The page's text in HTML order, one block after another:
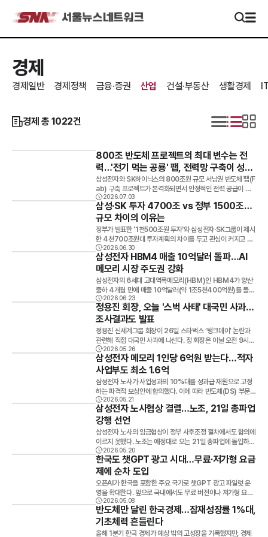
경제
경제일반 경제정책 금융·증권 산업 건설·부동산 생활경제
경제 총 1022건
800조 반도체 프로젝트의 최대 변수는 전
력…'전기 먹는 공룡' 팹, 전력망 구축이 성패
좌우
삼성전자와 SK하이닉스의 800조원 규모 서남권 반도체 팹(F
ab) 구축 프로젝트가 본격화되면서 안정적인 전력 공급이 사
업 성패를 좌우할 핵심 과제로 떠오르고 있다. 원전과 재생에너
지 발전량은 충분하다는 평가가 나오지만, 이를 적기에 공급할
송전망 구축과 재생에너지의 간헐성, 주민 수용성 확보 등이 해
결해야 할 과제로 꼽힌다. 팹 1기당 최대 1.5GW 소비3일 전남
광주통합특별시에 따르면 삼성전자와 SK하이닉스는 광주와
서남권에 총 800조원을 투자해 메모리 반도체 팹 4기를 구축
하는 계획을 추진하고 있다.반도체 팹은 클린룸과 초미세 공정
장비를 24시간 가동해야 하는 대표적인 전력 다소비 시설이
다.대형 팹 1기는 최대 1.5GW의 전력을 소비하며, 이는 인구
50만 명 규모 도시의 전력 사용량과 맞먹는다.팹 4기가 모두
가동될 경우 2034년까지 필요한 전력은 약 6.28GW에 달
할 것으로 전망된다. 전력은 충분하지만 '전력망'이 문제통합특
별시는 한빛원전과 신안 해상풍력 발전을 통해 필요한 전력을
공급할 수 있다는 입장이다.한빛원전 6기의 발전 규모는 5.9G
W, 신안 해상풍력은 3.2GW 수준이며 전남의 전력 자급률도
170%에 달한다.하지만 전문가들은 발전량보다 생산된 전기
를 안정적으로 공급할 송전망 구축이 더 중요한 과제라고 지적
한다.현재 건설 중인 신장성변전소는 내년 9월 완공될 예정이
며 신안 해상풍력 전력을 공급하는 핵심 거점 역할을 맡게 된다.
그러나 팹 4기에 안정적으로 전력을 공급하려면 추가로 345
kV 송전선로 43km와 변전소 2곳을 더 구축해야 한다. 주민
반발·재생에너지 간헐성도 과제전력 인프라 구축 과정에서 주
민 수용성 확보도 변수다.신장성변전소 인근 주민들은 소음과
경관 훼손 등을 이유로 변전소와 송전탑 건설에 반대하고 있으
며, 향후 추가 변전소 건설 과정에서도 갈등이 예상된다.재생에
너지의 간헐성 역시 해결해야 할 과제다.서남권 반도체 팹에 공
급되는 전력의 절반 이상이 풍력과 태양광 기반이지만, 기상 여
건에 따라 발전량이 달라져 24시간 안정적인 전력 공급이 필
요한 반도체 생산에는 한계가 있다는 지적이 나온다.이에 따라
에너지저장장치(ESS)와 액화천연가스(LNG) 복합발전소 등
대체 발전설비 필요성이 제기되고 있다.다만 LNG 발전은 화력
발전보다 탄소 배출은 적지만 질소산화물 등 대기오염물질 배
출 문제로 환경단체들의 반대도 예상된다. "에너지망 전체 재설
계 필요"글로벌 반도체 고객사들이 요구하는 RE100(재생에
너지 100% 사용) 기준을 충족하는 것도 중요한 과제다.류상
완 전남대 물리학과 교수는 "재생에너지는 생산량이 일정하지
2026.07.03
삼성·SK 투자 4700조 vs 정부 1500조…
규모 차이의 이유는
정부가 발표한 '1천500조원 투자'와 삼성전자·SK그룹이 제시
한 4천700조원대 투자계획의 차이를 두고 관심이 커지고 있
다. 업계는 집계 대상과 범위가 다른 데다 기존 투자 확대 계획
까지 포함되면서 격차가 발생한 것으로 분석했다.정부는 29일
반도체와 피지컬 AI, AI 데이터센터를 중심으로 한 3대 메가프
로젝트 투자 계획을 발표했다.반도체 생산거점과 AI 데이터센
터, 차세대 반도체 연구개발(R&D) 등을 합친 투자 규모는 총 1
천461조원으로, 이를 반올림해 '1천500조원 투자'로 제시했
다.반면 삼성전자는 2천655조원, SK그룹은 2천100조원의
중장기 국내 투자계획을 각각 공개했다. 두 기업의 투자 규모를
합치면 약 4천755조원에 달한다. 정부와 기업, 집계 범위부터
달랐다정부가 발표한 투자 규모는 지방 중심의 핵심 프로젝트
만 반영한 수치다.반면 삼성과 SK는 수도권을 포함한 전국 투
자와 반도체뿐 아니라 AI 데이터센터, 디스플레이, 배터리, 에
너지 등 계열사의 중장기 투자까지 모두 포함했다.정부와 기업
계획을 종합하면 지역별 투자 규모는 호남권 896조원, 충청권
392조원, 영남권 270조원 수준으로 집계된다.호남권에는 반
도체 생산시설 4기와 AI 데이터센터, 스마트가전·에너지 사업
이 포함됐고, 충청권은 반도체와 디스플레이, 배터리, 바이오 분
야 투자가 반영됐다. 영남권에는 AI 데이터센터와 피지컬 AI,
자동차, 조선, 우주항공, 에너지 분야 투자가 포함됐다. 반도체
공장 건설비 급증도 영향기업들이 제시한 투자 규모가 크게 늘
어난 배경에는 반도체 생산시설 건설 비용 상승도 자리하고 있
다.업계에 따르면 과거 반도체 공장(팹) 1기 건설에는 약 30조
원이 투입됐지만 이후 60조원 수준으로 증가했고, 최근에는
최소 100조원 이상이 필요한 것으로 알려졌다.삼성전자는 20
26년부터 2040년까지 평택과 용인 반도체 클러스터에 2천
30조원, 호남·충청·영남 지역에 625조원을 투자하는 계획을
제시했다.SK그룹은 약 1천조원 규모 AI 데이터센터 구축과 1
천100조원 규모 AI 메모리 생산벨트 조성 계획을 공개했다. S
K하이닉스는 용인에 600조원, 청주에 100조원, 호남권에 4
00조원을 단계적으로 투자할 방침이다.업계는 정부의 투자 계
2026.06.30
삼성전자 HBM4 매출 10억달러 돌파…AI
메모리 시장 주도권 강화
삼성전자의 6세대 고대역폭메모리(HBM)인 HBM4가 양산
출하 4개월 만에 매출 10억달러(약 1조5천400억원)를 돌파
하며 차세대 AI 메모리 시장에서 존재감을 확대하고 있다.23일
업계에 따르면 삼성전자는 지난 2월 12일 세계 최초로 HBM
4 양산을 시작한 이후 약 4개월 만에 누적 매출 10억달러를
넘어섰다. 이달 말 기준으로는 12억달러(약 1조8천500억원)
에 이를 것으로 전망된다.HBM4는 인공지능(AI) 학습과 추론
에 필요한 초고속 데이터 처리용 메모리로, 최근 AI 인프라 투
자 확대와 함께 수요가 급증하고 있다. 삼성전자는 출시 초기부
터 주요 고객사 공급을 확대하며 시장 점유율을 빠르게 늘리고
있는 것으로 알려졌다.업계에서는 현재 공급 확대 속도를 고려
할 때 올해 연말 HBM4 매출이 100억달러(약 15조4천억
원)를 넘어설 가능성도 제기한다. 신규 메모리 제품이 양산 첫
해 기록하는 매출 규모로는 이례적인 수준이라는 평가다. AI 투
자 확대·ASIC 시장 성장 수혜HBM4 성장의 배경에는 AI 산
업 확장이 자리하고 있다.업계는 올해 글로벌 HBM 시장 규모
가 지난해보다 58% 증가한 546억달러(약 84조원)에 달할
것으로 보고 있다. 세계반도체무역통계기구(WSTS) 역시 올
해 전 세계 반도체 시장 규모를 9천750억달러(약 1천500조
원)로 전망했다.특히 최근에는 주문형 반도체(ASIC) 시장이
새로운 성장 축으로 부상하고 있다. ASIC은 특정 연산에 최적
화된 맞춤형 칩으로, 글로벌 빅테크 기업들이 자체 AI 칩 개발
에 적극 활용하면서 HBM 수요를 끌어올리고 있다.삼성전자는
주요 GPU 업체는 물론 ASIC 기반 하이퍼스케일러 기업들과
도 공급 협력을 확대하고 있다. 업계에서는 삼성전자의 올해 H
BM 매출이 지난해보다 3배 이상 증가할 것으로 전망한다.김
동원 KB증권 연구원은 "브로드컴, 구글, 아마존, 마이크로소프
2026.06.23
정용진 회장, 오늘 '스벅 사태' 대국민 사과…
조사결과도 발표
정용진 신세계그룹 회장이 26일 스타벅스 ‘탱크데이’ 논란과
관련해 직접 대국민 사과에 나선다. 정 회장은 이날 오전 9시
서울 강남구 조선팰리스 호텔에서 사과문을 발표할 예정이다.
논란은 스타벅스가 지난 18일 진행한 ‘탱크데이’ 이벤트에서
비롯됐다. 5·18 광주민주화운동 기념일에 ‘탱크데이’, ‘책상에
탁’ 등의 문구를 사용하면서 계엄군 탱크 투입과 1987년 박종
철 고문치사 사건을 연상시킨다는 비판이 제기됐다. 논란 직후
정 회장은 손정현 당시 스타벅스코리아(SCK컴퍼니) 대표와
담당 임원을 해임했다. 이어 다음 날 대국민 사과문을 발표하며
수습에 나섰지만 비판 여론은 이어졌다. 특히 이재명 대통령이
직접 이번 사안을 언급하고, 온라인과 시민사회 일각에서 스타
벅스 불매 움직임까지 확산되면서 파장이 커졌다. 이 때문에 이
날 정 회장의 직접 사과는 기존보다 더 강도 높은 메시지가 담길
것이라는 전망도 나온다. 신세계그룹은 이날 사태 이후 진행한
자체 진상 조사 결과도 함께 발표할 예정이다. 해당 마케팅의 기
획과 결재 과정, 내부 관리 체계 등을 공개하고 재발 방지 대책
도 내놓을 것으로 예상된다.
2026.05.26
삼성전자 메모리 1인당 6억원 받는다…적자
사업부도 최소 1.6억
삼성전자 노사가 사업성과의 10%대를 성과급 재원으로 고정
하는 파격적 보상안에 합의했다. 이에 따라 반도체(DS) 부문
메모리사업부 임직원은 올해 최대 1인당 6억원 수준의 성과급
을 받을 수 있게 됐다.21일 공개된 ‘2026년 성과급 노사 잠정
합의서’에 따르면 삼성전자 노사는 기존 OPI(초과이익성과급)
제도를 유지하면서 DS부문 특별경영성과급 제도를 신설하기
로 했다.특별경영성과급은 노사 합의로 선정한 사업성과의 10.
5%를 재원으로 삼으며 지급률 상한은 따로 두지 않는다.재원
배분율은 부문 40%, 사업부 60%로 구성된다. 공통 조직 지
급률은 메모리사업부 지급률의 70% 수준으로 정했다. 영업이
익 300조 가정 시 재원 31조5천억원노사가 합의한 사업성과
를 영업이익 기준으로 가정할 경우 삼성전자의 올해 영업이익
전망치인 약 300조원을 적용하면 특별경영성과급 재원은 31
조5천억원 규모가 된다.이 가운데 40%인 약 12조6천억원은
DS부문 전체 7만8천명에게 공통 배분된다. 이를 기준으로 계
산하면 메모리·비메모리·공통 조직 직원 모두 사업부와 관계없
이 1인당 약 1억6천만원 수준의 성과급을 받게 된다.나머지 6
2026.05.21
삼성전자 노사협상 결렬…노조, 21일 총파업
강행 선언
삼성전자 노사의 임금협상이 정부 사후조정 절차에서도 합의에
이르지 못했다. 노조는 예정대로 오는 21일 총파업에 돌입하겠
다고 선언했다.중앙노동위원회(중노위)는 20일 삼성전자 노
사의 2차 사후조정이 최종 결렬됐다고 밝혔다.중노위는 “노측
은 조정안을 수락했으나 사측은 수락 여부를 유보하며 서명하
지 않았다”며 “이에 따라 사후조정이 불성립됐다”고 설명했다.
박수근 중노위원장은 “최종 합의로 이어지지는 못했지만 노사
가 요청하면 언제든 추가 조정에 나서겠다”며 “밤이나 휴일에
도 교섭 지원에 응할 것”이라고 밝혔다. 노조 “총파업 예정대로
진행”삼성전자 노조 공동투쟁본부는 “사측이 끝내 입장을 밝
히지 않았고 중노위 절차에 따라 조정이 종료됐다”며 “노동조
2026.05.20
한국도 챗GPT 광고 시대…무료·저가형 요금
제에 순차 도입
오픈AI가 한국을 포함한 주요 국가로 챗GPT 광고 파일럿 운
영을 확대한다. 앞으로 국내에서도 무료 버전이나 저가형 요금
제를 사용하는 이용자는 대화 화면 안에서 광고를 보게 될 가능
성이 커졌다. 오픈AI는 8일 현재 미국·캐나다·호주·뉴질랜드에
서 진행 중인 광고 시범 서비스를 한국과 영국, 일본, 브라질, 멕
시코 등으로 몇 주 내 확대할 예정이라고 밝혔다. 광고 적용 대
2026.05.08
반도체만 달린 한국경제…잠재성장률 1%대,
기초체력 흔들린다
올해 1분기 한국 경제가 예상 밖의 고성장을 기록했지만, 경제